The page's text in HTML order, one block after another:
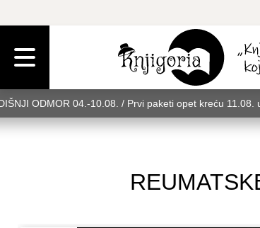
ODMOR 04.-10.08. / Prvi paketi opet kreću
ODMOR 04.-10.08. / Prvi paketi opet
utorak........GODIŠNJI ODMOR 04.-10.08. / Prvi